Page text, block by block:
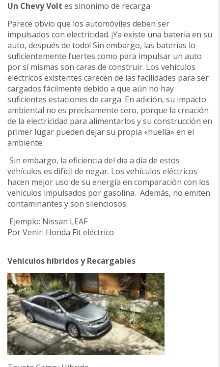
Un Chevy Volt es sinonimo de recarga
Parece obvio que los automóviles deben ser
impulsados con electricidad. ¡Ya existe una batería en su
auto, después de todo! Sin embargo, las baterías lo
suficientemente fuertes como para impulsar un auto
por sí mismas son caras de construir. Los vehículos
eléctricos existentes carecen de las facilidades para ser
cargados fácilmente debido a que aún no hay
suficientes estaciones de carga. En adición, su impacto
ambiental no es precisamente cero, porque la creación
de la electricidad para alimentarlos y su construcción en
primer lugar pueden dejar su propia «huella» en el
ambiente.
Sin embargo, la eficiencia del día a día de estos
vehículos es difícil de negar. Los vehículos eléctricos
hacen mejor uso de su energía en comparación con los
vehículos impulsados por gasolina. Además, no emiten
contaminantes y son silenciosos.
Ejemplo: Nissan LEAF
Por Venir: Honda Fit eléctrico
Vehículos híbridos y Recargables